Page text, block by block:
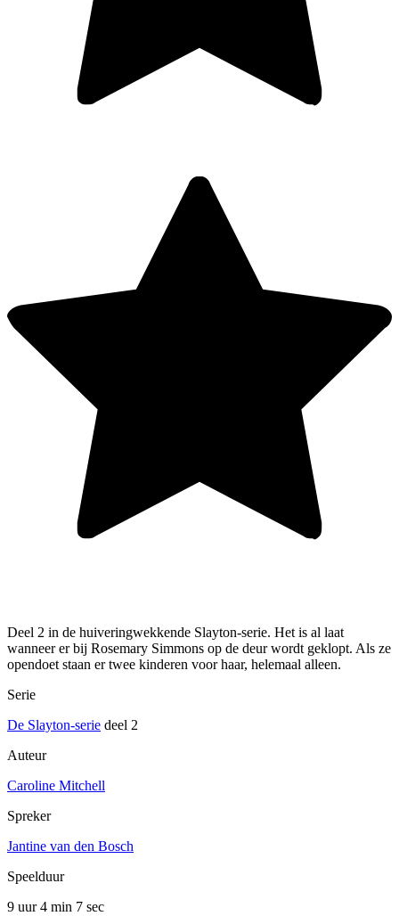
Deel 2 in de huiveringwekkende Slayton-serie. Het is al laat
wanneer er bij Rosemary Simmons op de deur wordt geklopt. Als ze
opendoet staan er twee kinderen voor haar, helemaal alleen.
Serie
De Slayton-serie deel 2
Auteur
Caroline Mitchell
Spreker
Jantine van den Bosch
Speelduur
9 uur 4 min 7 sec